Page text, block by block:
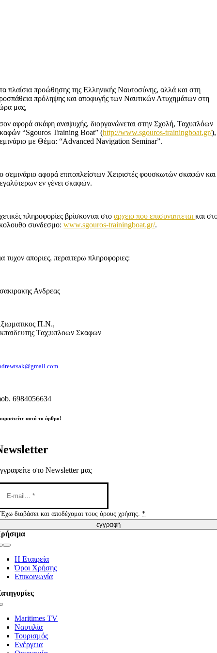
πλαίσια προώθησης της Ελληνικής Ναυτοσύνης, αλλά και στη
πρόληψης και αποφυγής των Ναυτικών Ατυχημάτων στη
μας,
αφορά σκάφη αναψυχής, διοργανώνεται στην Σχολή, Ταχυπλόων
“Sgouros Training Boat” (http://www.sgouros-trainingboat.gr/),
με Θέμα: “Advanced Navigation Seminar”.
σεμινάριο αφορά επιτοπλείστων Χειριστές φουσκωτών σκαφών και
εν γένει σκαφών.
πληροφορίες βρίσκονται στοαρχειο που επισυναπτεταικαι
συνδεσμο:www.sgouros-trainingboat.gr/.
τυχον αποριες, περαιτερω πληροφοριες:
Ανδρεας
Π.Ν.,
Ταχ;υπλοων Σκαφων
6984056634
αυτό το άρθρο!
στο Newsletter μας
Έχω διαβάσει και αποδέχομαι τους όρους χρήσης.*
εγγραφή
Η Εταιρεία
Όροι Χρήσης
Επικοινωνία
Maritimes TV
Ναυτιλία
Τουρισμός
Ενέργεια